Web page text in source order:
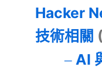
Hacker
技術相關
AI